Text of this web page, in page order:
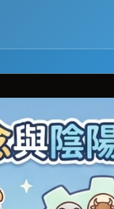
)
)、卯(兔)、辰(
樣分陰陽。
用一個地支表示
，透過複雜嘅天
嘅五行生剋、
勢起伏。